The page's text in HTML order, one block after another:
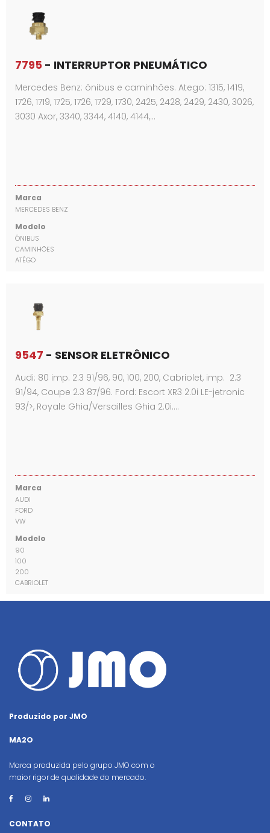
7795 - INTERRUPTOR PNEUMÁTICO
Mercedes Benz: ônibus e caminhões. Atego: 1315, 1419,
1726, 1719, 1725, 1726, 1729, 1730, 2425, 2428, 2429, 2430, 3026,
3030 Axor, 3340, 3344, 4140, 4144,…
Marca
MERCEDES BENZ
Modelo
ÔNIBUS
CAMINHÕES
ATÉGO
9547 - SENSOR ELETRÔNICO
Audi: 80 imp. 2.3 91/96, 90, 100, 200, Cabriolet, imp. 2.3
91/94, Coupe 2.3 87/96. Ford: Escort XR3 2.0i LE-jetronic
93/>, Royale Ghia/Versailles Ghia 2.0i.…
Marca
AUDI
FORD
VW
Modelo
90
100
200
CABRIOLET
Produzido por JMO
MA2O
Marca produzida pelo grupo JMO com o
maior rigor de qualidade do mercado.
CONTATO